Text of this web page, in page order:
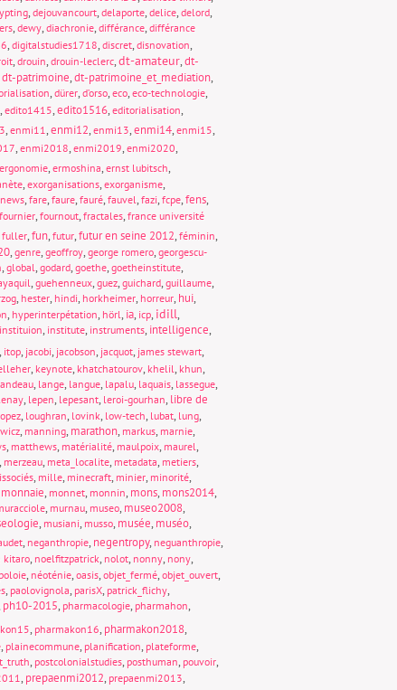
, dejouvancourt, delaporte, delice, delord,
, dewy, diachronie, différance, différance
, digitalstudies1718, discret, disnovation,
, drouin, drouin-leclerc,dt-amateur,dt-
dt-patrimoine,dt-patrimoine_et_mediation,
, dürer, d’orso, eco, eco-technologie,
, edito1415,edito1516, editorialisation,
, enmi11,enmi12, enmi13,enmi14, enmi15,
, enmi2018, enmi2019, enmi2020,
ergonomie, ermoshina, ernst lubitsch,
, exorganisations, exorganisme,
, fare, faure, fauré, fauvel, fazi, fcpe,fens,
fournier, fournout, fractales, france université
fuller,fun, futur,futur en seine 2012, féminin,
, genre, geoffroy, george romero, georgescu-
, global, godard, goethe, goetheinstitute,
, guehenneux, guez, guichard, guillaume,
, hester, hindi, horkheimer, horreur, hui,
, hyperinterpétation, hörl, ia, icp, idill,
instituion, institute, instruments, intelligence,
, itop, jacobi, jacobson, jacquot, james stewart,
, keynote, khatchatourov, khelil, khun,
, lange, langue, lapalu, laquais, lassegue,
, lepen, lepesant, leroi-gourhan, libre de
, loughran, lovink, low-tech, lubat, lung,
, manning, marathon, markus, marnie,
, matthews, matérialité, maulpoix, maurel,
, merzeau, meta_localite, metadata, metiers,
, mille, minecraft, minier, minorité,
monnaie, monnet, monnin, mons, mons2014,
, murnau, museo, museo2008,
, musiani, musso, musée, muséo,
, neganthropie, negentropy, neguanthropie,
kitaro, noelfitzpatrick, nolot, nonny, nony,
, néoténie, oasis, objet_fermé, objet_ouvert,
, paolovignola, parisX, patrick_flichy,
ph10-2015, pharmacologie, pharmahon,
, pharmakon16, pharmakon2018,
, plainecommune, planification, plateforme,
, postcolonialstudies, posthuman, pouvoir,
, prepaenmi2012, prepaenmi2013,